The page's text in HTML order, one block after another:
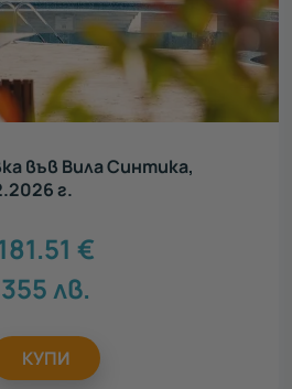
във Вила Синтика,
г.
€
355лв.
КУПИ